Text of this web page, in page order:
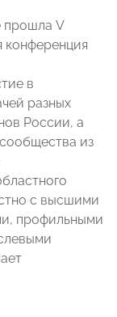
прошла V
конференция
в
разных
России, а
из
с высшими
профильными